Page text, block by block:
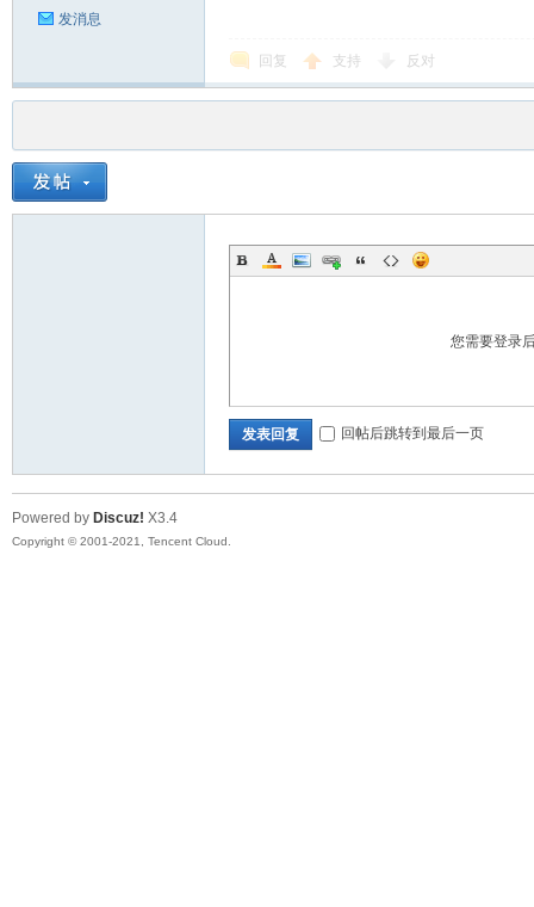
发消息
回复 支持 反对
您需要登录
发表回复 回帖后跳转到最后一页
Powered by Discuz! X3.4
Copyright © 2001-2021, Tencent Cloud.